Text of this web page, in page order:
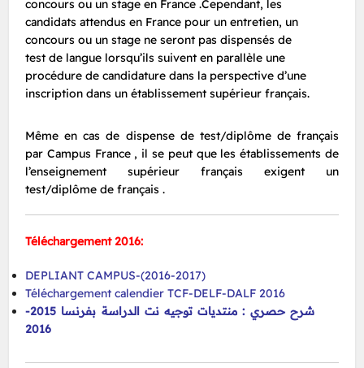
concours ou un stage en France .Cependant, les
candidats attendus en France pour un entretien, un
concours ou un stage ne seront pas dispensés de
test de langue lorsqu’ils suivent en parallèle une
procédure de candidature dans la perspective d’une
inscription dans un établissement supérieur français.
Même en cas de dispense de test/diplôme de français
par Campus France , il se peut que les établissements de
l’enseignement supérieur français exigent un
test/diplôme de français .
Téléchargement 2016:
DEPLIANT CAMPUS-(2016-2017)
Téléchargement calendier TCF-DELF-DALF 2016
شرح حصري : منتديات توجيه نت الدراسة بفرنسا 2015-
2016